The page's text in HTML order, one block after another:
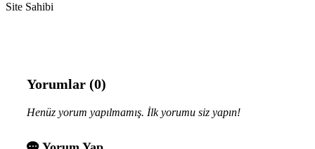
Site Sahibi
Yorumlar (0)
Henüz yorum yapılmamış. İlk yorumu siz yapın!